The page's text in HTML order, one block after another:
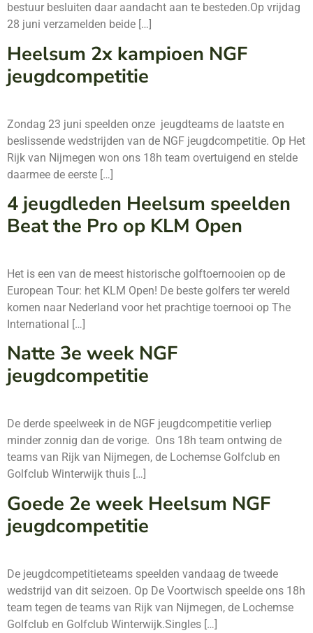
bestuur besluiten daar aandacht aan te besteden.Op vrijdag
28 juni verzamelden beide […]
Heelsum 2x kampioen NGF
jeugdcompetitie
Zondag 23 juni speelden onze jeugdteams de laatste en
beslissende wedstrijden van de NGF jeugdcompetitie. Op Het
Rijk van Nijmegen won ons 18h team overtuigend en stelde
daarmee de eerste […]
4 jeugdleden Heelsum speelden
Beat the Pro op KLM Open
Het is een van de meest historische golftoernooien op de
European Tour: het KLM Open! De beste golfers ter wereld
komen naar Nederland voor het prachtige toernooi op The
International […]
Natte 3e week NGF
jeugdcompetitie
De derde speelweek in de NGF jeugdcompetitie verliep
minder zonnig dan de vorige. Ons 18h team ontwing de
teams van Rijk van Nijmegen, de Lochemse Golfclub en
Golfclub Winterwijk thuis […]
Goede 2e week Heelsum NGF
jeugdcompetitie
De jeugdcompetitieteams speelden vandaag de tweede
wedstrijd van dit seizoen. Op De Voortwisch speelde ons 18h
team tegen de teams van Rijk van Nijmegen, de Lochemse
Golfclub en Golfclub Winterwijk.Singles […]